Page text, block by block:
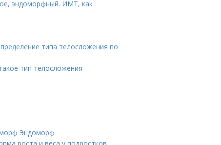
эндоморфный. ИМТ, как
типа телосложения по
тип телосложения
Эндоморф